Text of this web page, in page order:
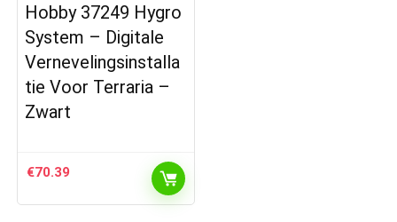
Hobby 37249 Hygro
System – Digitale
Vernevelingsinstalla
tie Voor Terraria –
Zwart
€70.39